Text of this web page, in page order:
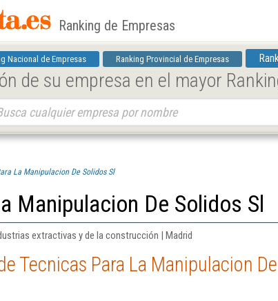
Ranking de Empresas
Nacional de Empresas Ranking Provincial de Empresas
de su empresa en el mayor
La Manipulacion De Solidos Sl
Manipulacion De Solidos Sl
extractivas y de la construcción | Madrid
Tecnicas Para La Manipulacion